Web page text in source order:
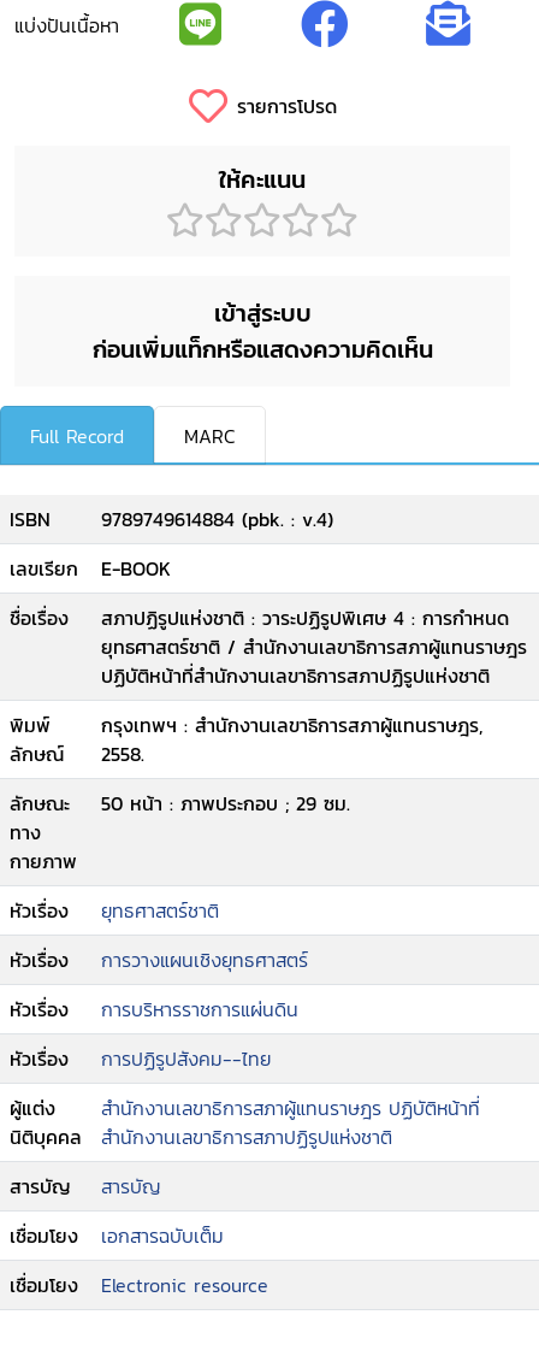
แบ่งปันเนื้อหา
รายการโปรด
ให้คะแนน
เข้าสู่ระบบ
ก่อนเพิ่มแท็กหรือแสดงความคิดเห็น
Full Record MARC
ISBN
9789749614884 (pbk. : v.4)
เลขเรียก
E-BOOK
ชื่อเรื่อง
สภาปฏิรูปแห่งชาติ : วาระปฏิรูปพิเศษ 4 : การกำหนด
ยุทธศาสตร์ชาติ / สำนักงานเลขาธิการสภาผู้แทนราษฎร
ปฏิบัติหน้าที่สำนักงานเลขาธิการสภาปฏิรูปแห่งชาติ
พิมพ์
ลักษณ์
กรุงเทพฯ : สำนักงานเลขาธิการสภาผู้แทนราษฎร,
2558.
ลักษณะ
ทาง
กายภาพ
50 หน้า : ภาพประกอบ ; 29 ซม.
หัวเรื่อง
ยุทธศาสตร์ชาติ
หัวเรื่อง
การวางแผนเชิงยุทธศาสตร์
หัวเรื่อง
การบริหารราชการแผ่นดิน
หัวเรื่อง
การปฏิรูปสังคม--ไทย
ผู้แต่ง
นิติบุคคล
สำนักงานเลขาธิการสภาผู้แทนราษฎร ปฏิบัติหน้าที่
สำนักงานเลขาธิการสภาปฏิรูปแห่งชาติ
สารบัญ
สารบัญ
เชื่อมโยง
เอกสารฉบับเต็ม
เชื่อมโยง
Electronic resource